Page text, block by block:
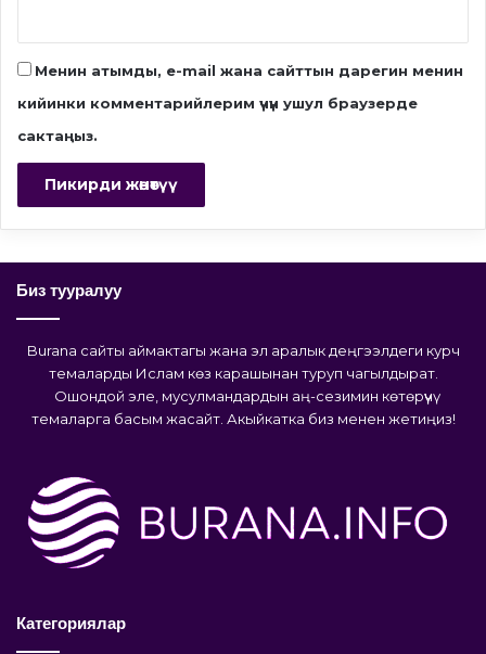
Менин атымды, e-mail жана сайттын дарегин менин
кийинки комментарийлерим үчүн ушул браузерде
сактаңыз.
Биз тууралуу
Burana сайты аймактагы жана эл аралык деңгээлдеги курч
темаларды Ислам көз карашынан туруп чагылдырат.
Ошондой эле, мусулмандардын аң-сезимин көтөрүүчү
темаларга басым жасайт. Акыйкатка биз менен жетиңиз!
Категориялар